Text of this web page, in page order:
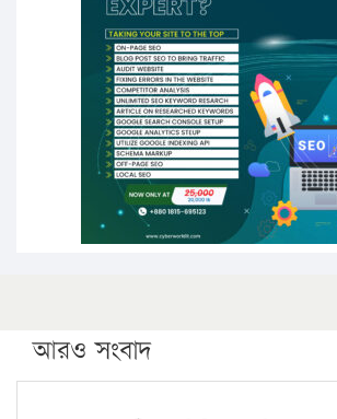
উচ্চশিক্ষায় গৌরবময় অর্জন: পূর্ণ স্কলারশিপে
পিএইচডি করছেন কুয়েটের কৃতি…
সারা দেশে বজ্রাঘাতে ১৪ জনের প্রাণহানি
কঠোর হচ্ছে এসএসসি ও এইচএসসি
ফরিদগঞ্জে আগুনে পুড়লো ৬ ব্যবসা
আরও সংবাদ